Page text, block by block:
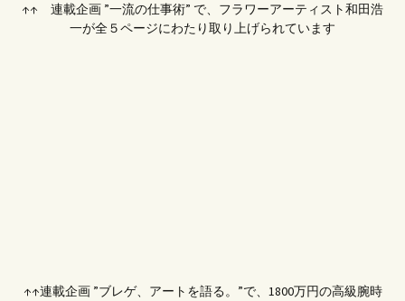
↑↑ 連載企画 ”一流の仕事術” で、フラワーアーティスト和田浩
一が全５ページにわたり取り上げられています
↑↑連載企画 ”ブレゲ、アートを語る。”で、1800万円の高級腕時